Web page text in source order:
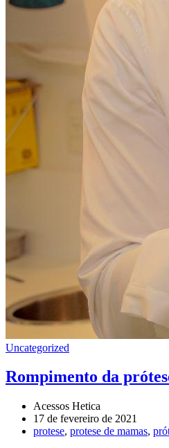
Uncategorized
Rompimento da
Acessos Hetica
17 de fevereiro de 2021
protese, protese de mamas,